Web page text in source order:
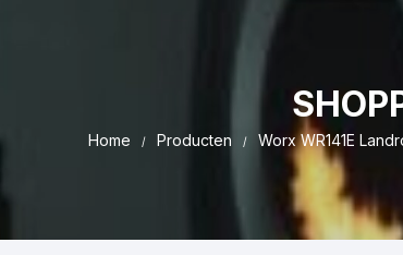
Home Producten Worx WR141E